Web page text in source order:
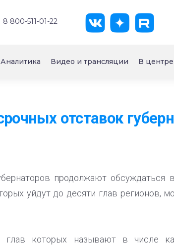
8 800-511-01-22
Аналитика Видео и трансляции В
отставок
продолжают
уйдут до десяти глав регионов,
которых называют в числе